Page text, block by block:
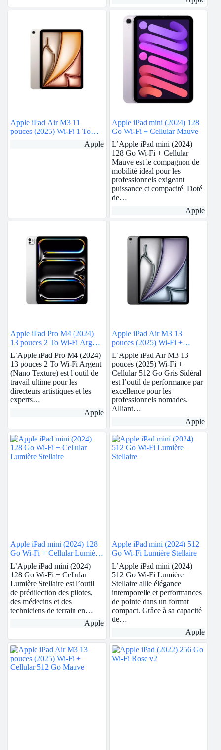
Apple iPad Air M3 11
pouces (2025) Wi-Fi 1 To
Apple
Apple iPad mini (2024) 128
Go Wi-Fi + Cellular Mauve
L’Apple iPad mini (2024)
128 Go Wi-Fi + Cellular
Mauve est le compagnon de
mobilité idéal pour les
professionnels exigeant
puissance et compacité. Doté
de…
Apple
Apple iPad Pro M4 (2024)
13 pouces 2 To Wi-Fi Argent
(Nano Texture)
L’Apple iPad Pro M4 (2024)
13 pouces 2 To Wi-Fi Argent
(Nano Texture) est l’outil de
travail ultime pour les
directeurs artistiques et les
experts…
Apple
Apple iPad Air M3 13
pouces (2025) Wi-Fi +
Cellular 512 Go Gris Sidéral
L’Apple iPad Air M3 13
pouces (2025) Wi-Fi +
Cellular 512 Go Gris Sidéral
est l’outil de performance par
excellence pour les
professionnels nomades.
Alliant…
Apple
Apple iPad mini (2024) 128
Go Wi-Fi + Cellular Lumière
Stellaire
L’Apple iPad mini (2024)
128 Go Wi-Fi + Cellular
Lumière Stellaire est l’outil
de prédilection des pilotes,
des médecins et des
techniciens de terrain en…
Apple
Apple iPad mini (2024) 512
Go Wi-Fi Lumière Stellaire
L’Apple iPad mini (2024)
512 Go Wi-Fi Lumière
Stellaire allie élégance
intemporelle et performances
de pointe dans un format
compact. Grâce à sa capacité
de…
Apple